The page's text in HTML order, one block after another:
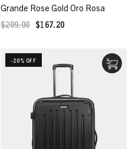
Grande Rose Gold Oro Rosa
$209.00 $167.20
-20% OFF